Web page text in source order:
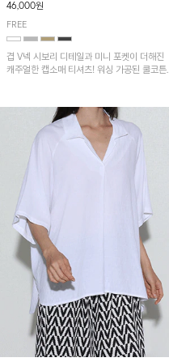
46,000원
FREE
겹 V넥 시보리 디테일과 미니 포켓이 더해진
캐주얼한 캡소매 티셔츠! 워싱 가공된 쿨코튼